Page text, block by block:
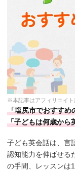
※本記事はアフィリエイト
「塩尻市でおすすめ
「子どもは何歳から
子ども英会話は、言
認知能力を伸ばせる
の手間、レッスンは